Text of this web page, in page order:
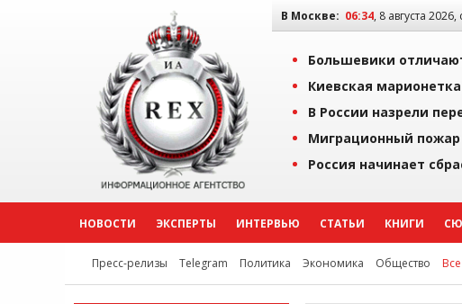
В Москве: 06:34, 8 августа 2026,
Большевики
Киевская
В России назрели
Миграционный
Россия начинает
НОВОСТИ ЭКСПЕРТЫ ИНТЕРВЬЮ СТАТЬИ КНИГИ
Пресс-релизы Telegram Политика Экономика Общество